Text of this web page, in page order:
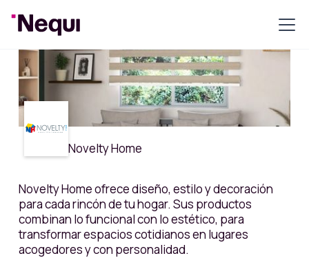
Novelty Home
Novelty Home ofrece diseño, estilo y decoración
para cada rincón de tu hogar. Sus productos
combinan lo funcional con lo estético, para
transformar espacios cotidianos en lugares
acogedores y con personalidad.